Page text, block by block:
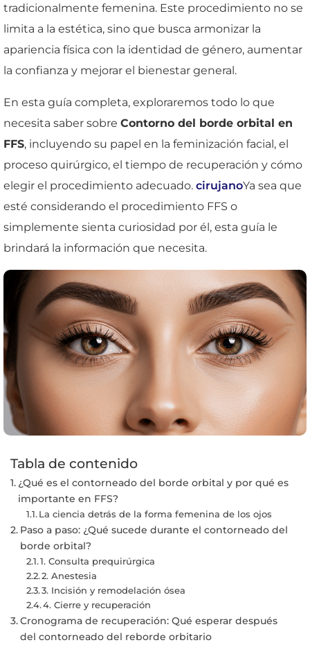
tradicionalmente femenina. Este procedimiento no se
limita a la estética, sino que busca armonizar la
apariencia física con la identidad de género, aumentar
la confianza y mejorar el bienestar general.
En esta guía completa, exploraremos todo lo que
necesita saber sobre Contorno del borde orbital en
FFS, incluyendo su papel en la feminización facial, el
proceso quirúrgico, el tiempo de recuperación y cómo
elegir el procedimiento adecuado. cirujanoYa sea que
esté considerando el procedimiento FFS o
simplemente sienta curiosidad por él, esta guía le
brindará la información que necesita.
Tabla de contenido
¿Qué es el contorneado del borde orbital y por qué es
importante en FFS?
La ciencia detrás de la forma femenina de los ojos
Paso a paso: ¿Qué sucede durante el contorneado del
borde orbital?
1. Consulta prequirúrgica
2. Anestesia
3. Incisión y remodelación ósea
4. Cierre y recuperación
Cronograma de recuperación: Qué esperar después
del contorneado del reborde orbitario